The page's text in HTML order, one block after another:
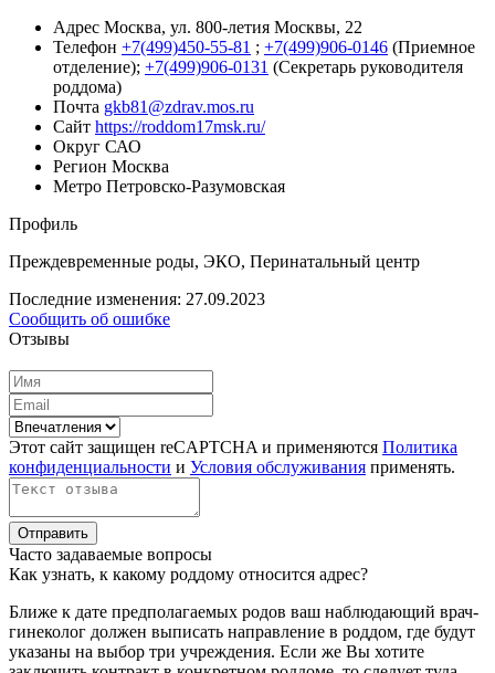
Адрес Москва, ул. 800-летия Москвы, 22
Телефон +7(499)450-55-81 ; +7(499)906-0146 (Приемное
отделение); +7(499)906-0131 (Секретарь руководителя
роддома)
Почта gkb81@zdrav.mos.ru
Сайт https://roddom17msk.ru/
Округ САО
Регион Москва
Метро Петровско-Разумовская
Профиль
Преждевременные роды, ЭКО, Перинатальный центр
Последние изменения: 27.09.2023
Сообщить об ошибке
Отзывы
Этот сайт защищен reCAPTCHA и применяются Политика
конфиденциальности и Условия обслуживания применять.
Отправить
Часто задаваемые вопросы
Как узнать, к какому роддому относится адрес?
Ближе к дате предполагаемых родов ваш наблюдающий врач-
гинеколог должен выписать направление в роддом, где будут
указаны на выбор три учреждения. Если же Вы хотите